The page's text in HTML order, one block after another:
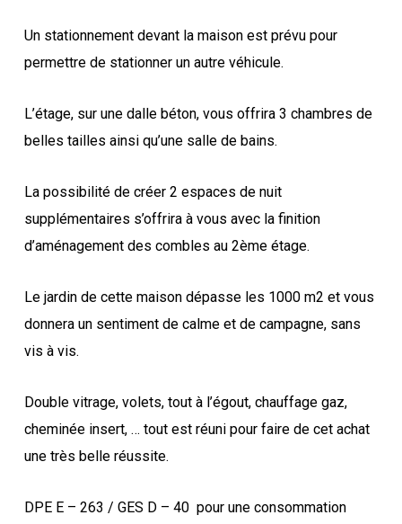
Un stationnement devant la maison est prévu pour
permettre de stationner un autre véhicule.
L’étage, sur une dalle béton, vous offrira 3 chambres de
belles tailles ainsi qu’une salle de bains.
La possibilité de créer 2 espaces de nuit
supplémentaires s’offrira à vous avec la finition
d’aménagement des combles au 2ème étage.
Le jardin de cette maison dépasse les 1000 m2 et vous
donnera un sentiment de calme et de campagne, sans
vis à vis.
Double vitrage, volets, tout à l’égout, chauffage gaz,
cheminée insert, … tout est réuni pour faire de cet achat
une très belle réussite.
DPE E – 263 / GES D – 40 pour une consommation